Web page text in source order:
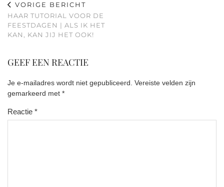
VORIGE BERICHT
HAAR TUTORIAL VOOR DE
FEESTDAGEN | ALS IK HET
KAN, KAN JIJ HET OOK!
GEEF EEN REACTIE
Je e-mailadres wordt niet gepubliceerd. Vereiste velden zijn
gemarkeerd met *
Reactie *